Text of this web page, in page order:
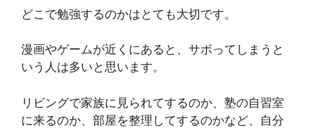
どこで勉強するのかはとても大切です。
漫画やゲームが近くにあると、サボってしまうと
いう人は多いと思います。
リビングで家族に見られてするのか、塾の自習室
に来るのか、部屋を整理してするのかなど、自分